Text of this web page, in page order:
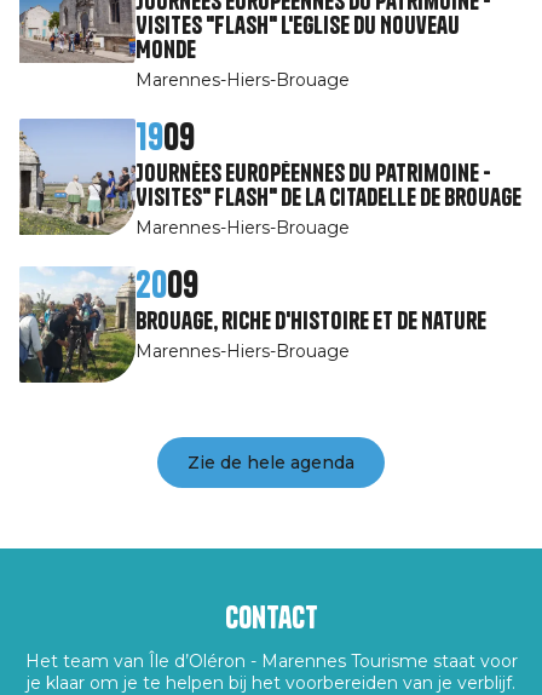
Visites "Flash" l'Eglise du Nouveau
Monde
Marennes-Hiers-Brouage
1909
Journées Européennes du Patrimoine -
Visites" Flash" de la citadelle de Brouage
Marennes-Hiers-Brouage
2009
Brouage, riche d'Histoire et de Nature
Marennes-Hiers-Brouage
Zie de hele agenda
Contact
Het team van Île d’Oléron - Marennes Tourisme staat voor
je klaar om je te helpen bij het voorbereiden van je verblijf.